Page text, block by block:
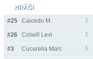
HRÁČI
#25
Caicedo M. 1
#26 Colwill Levi 1
#3 Cucurella Marc 5